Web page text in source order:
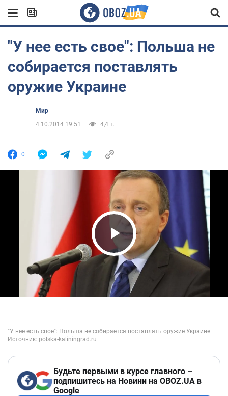
"У нее есть свое": Польша не
собирается поставлять
оружие Украине
Мир
4.10.2014 19:51
4,4 т.
0
Play Video
Будьте первыми в курсе главного –
подпишитесь на Новини на OBOZ.UA в
Google